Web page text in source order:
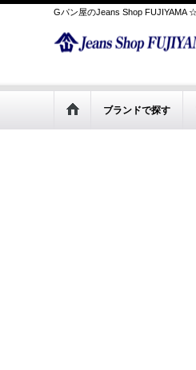
Gパン屋のJeans Shop FUJIYAMA
ブランドで探す